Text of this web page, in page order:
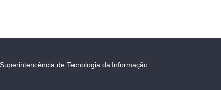
Superintendência de Tecnologia da Informação